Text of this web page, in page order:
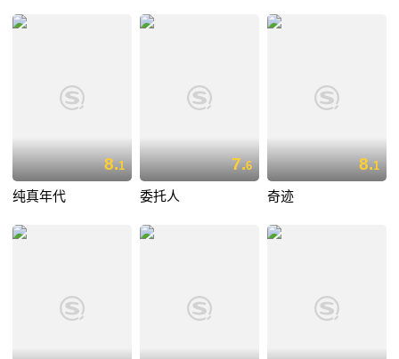
8.1
纯真年代
7.6
委托人
8.1
奇迹